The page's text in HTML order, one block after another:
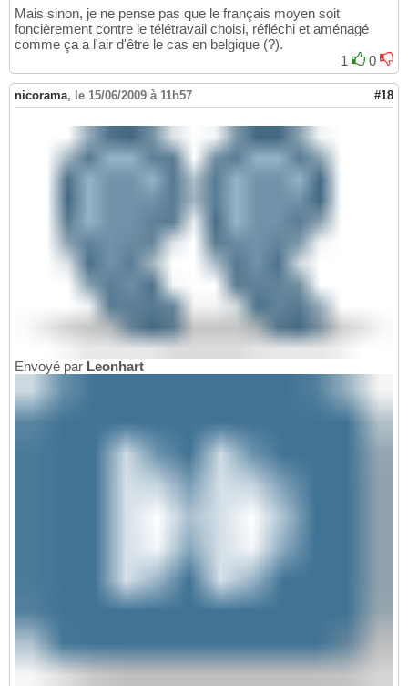
Mais sinon, je ne pense pas que le français moyen soit
foncièrement contre le télétravail choisi, réfléchi et aménagé
comme ça a l'air d'être le cas en belgique (?).
1
0
nicorama, le 15/06/2009 à 11h57 #18
Envoyé par Leonhart